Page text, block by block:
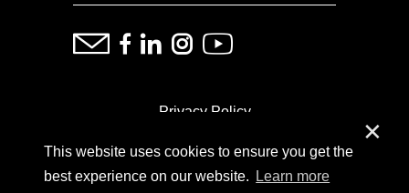
This website uses cookies to ensure you get the
best experience on our website.
Learn more
✕
Privacy Policy
ⓒ Copyright: Demand Fairs & Media, 2014-2026